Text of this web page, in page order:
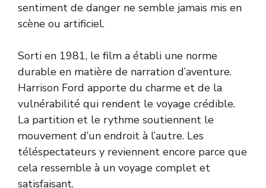
sentiment de danger ne semble jamais mis en
scène ou artificiel.
Sorti en 1981, le film a établi une norme
durable en matière de narration d’aventure.
Harrison Ford apporte du charme et de la
vulnérabilité qui rendent le voyage crédible.
La partition et le rythme soutiennent le
mouvement d’un endroit à l’autre. Les
téléspectateurs y reviennent encore parce que
cela ressemble à un voyage complet et
satisfaisant.